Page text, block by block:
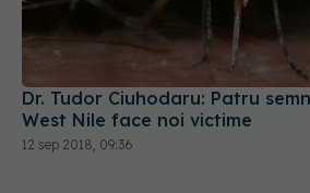
Dr. Tudor Ciuhodaru: Patru
West Nile face noi victime
12 sep 2018, 09:36